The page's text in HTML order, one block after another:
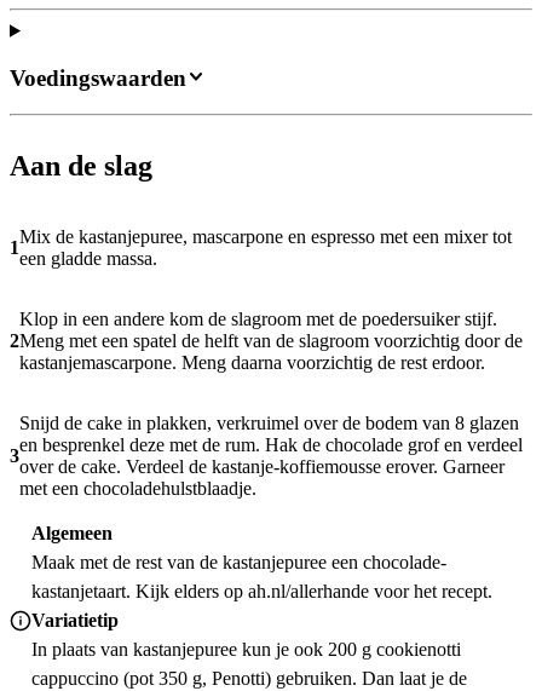
Aan de slag
1
Mix de kastanjepuree, mascarpone en espresso met een mixer tot
een gladde massa.
2
Klop in een andere kom de slagroom met de poedersuiker stijf.
Meng met een spatel de helft van de slagroom voorzichtig door de
kastanjemascarpone. Meng daarna voorzichtig de rest erdoor.
3
Snijd de cake in plakken, verkruimel over de bodem van 8 glazen
en besprenkel deze met de rum. Hak de chocolade grof en verdeel
over de cake. Verdeel de kastanje-koffiemousse erover. Garneer
met een chocoladehulstblaadje.
Algemeen
Maak met de rest van de kastanjepuree een chocolade-
kastanjetaart. Kijk elders op ah.nl/allerhande voor het recept.
Variatietip
In plaats van kastanjepuree kun je ook 200 g cookienotti
cappuccino (pot 350 g, Penotti) gebruiken. Dan laat je de
Voedingswaarden